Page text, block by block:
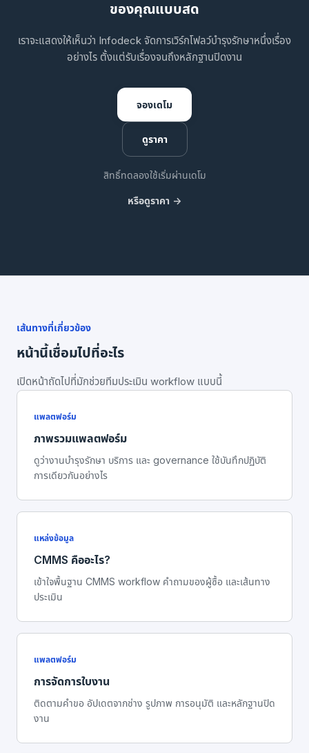
ของคุณแบบสด
เราจะแสดงให้เห็นว่า Infodeck จัดการเวิร์กโฟลว์บำรุงรักษาหนึ่งเรื่อง
อย่างไร ตั้งแต่รับเรื่องจนถึงหลักฐานปิดงาน
จองเดโม
ดูราคา
สิทธิ์ทดลองใช้เริ่มผ่านเดโม
หรือดูราคา ->
เส้นทางที่เกี่ยวข้อง
หน้านี้เชื่อมไปที่อะไร
เปิดหน้าถัดไปที่มักช่วยทีมประเมิน workflow แบบนี้
แพลตฟอร์ม
ภาพรวมแพลตฟอร์ม
ดูว่างานบำรุงรักษา บริการ และ governance ใช้บันทึกปฏิบัติ
การเดียวกันอย่างไร
แหล่งข้อมูล
CMMS คืออะไร?
เข้าใจพื้นฐาน CMMS workflow คำถามของผู้ซื้อ และเส้นทาง
ประเมิน
แพลตฟอร์ม
การจัดการใบงาน
ติดตามคำขอ อัปเดตจากช่าง รูปภาพ การอนุมัติ และหลักฐานปิด
งาน